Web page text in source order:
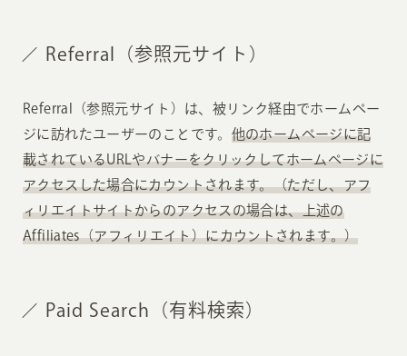
Referral（参照元サイト）
Referral（参照元サイト）は、被リンク経由でホームペー
ジに訪れたユーザーのことです。 他のホームページに記
載されているURLやバナーをクリックしてホームページに
アクセスした場合にカウントされます。（ただし、アフ
ィリエイトサイトからのアクセスの場合は、上述の
Affiliates（アフィリエイト）にカウントされます。）
Paid Search（有料検索）